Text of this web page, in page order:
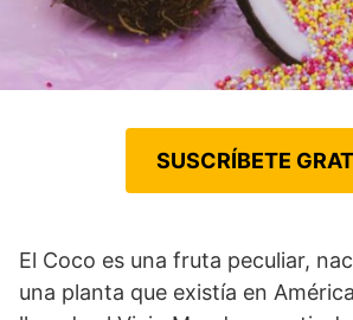
SUSCRÍBETE
El Coco es una fruta peculiar,
una planta que existía en